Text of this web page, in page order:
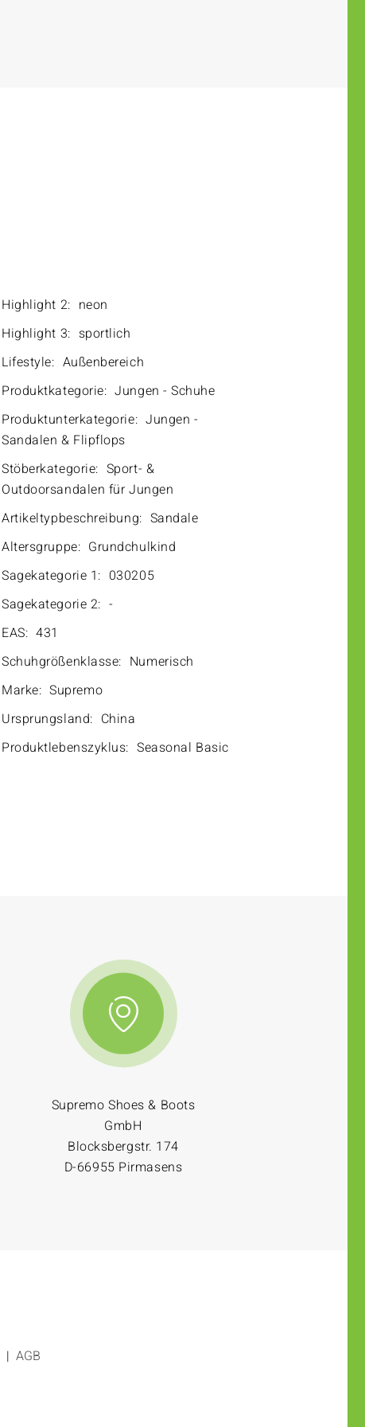
Highlight 2: neon
Highlight 3: sportlich
Lifestyle: Außenbereich
Produktkategorie: Jungen - Schuhe
Produktunterkategorie: Jungen -
Sandalen & Flipflops
Stöberkategorie: Sport- &
Outdoorsandalen für Jungen
Artikeltypbeschreibung: Sandale
Altersgruppe: Grundchulkind
Sagekategorie 1: 030205
Sagekategorie 2: -
EAS: 431
Schuhgrößenklasse: Numerisch
Marke: Supremo
Ursprungsland: China
Produktlebenszyklus: Seasonal Basic
Supremo Shoes & Boots
GmbH
Blocksbergstr. 174
D-66955 Pirmasens
AGB